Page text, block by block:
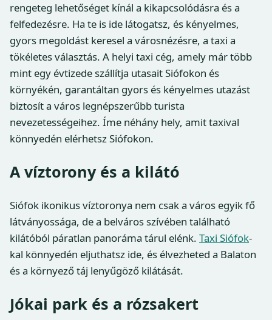
rengeteg lehetőséget kínál a kikapcsolódásra és a
felfedezésre. Ha te is ide látogatsz, és kényelmes,
gyors megoldást keresel a városnézésre, a taxi a
tökéletes választás. A helyi taxi cég, amely már több
mint egy évtizede szállítja utasait Siófokon és
környékén, garantáltan gyors és kényelmes utazást
biztosít a város legnépszerűbb turista
nevezetességeihez. Íme néhány hely, amit taxival
könnyedén elérhetsz Siófokon.
A víztorony és a kilátó
Siófok ikonikus víztoronya nem csak a város egyik fő
látványossága, de a belváros szívében található
kilátóból páratlan panoráma tárul elénk. Taxi Siófok-
kal könnyedén eljuthatsz ide, és élvezheted a Balaton
és a környező táj lenyűgöző kilátását.
Jókai park és a rózsakert